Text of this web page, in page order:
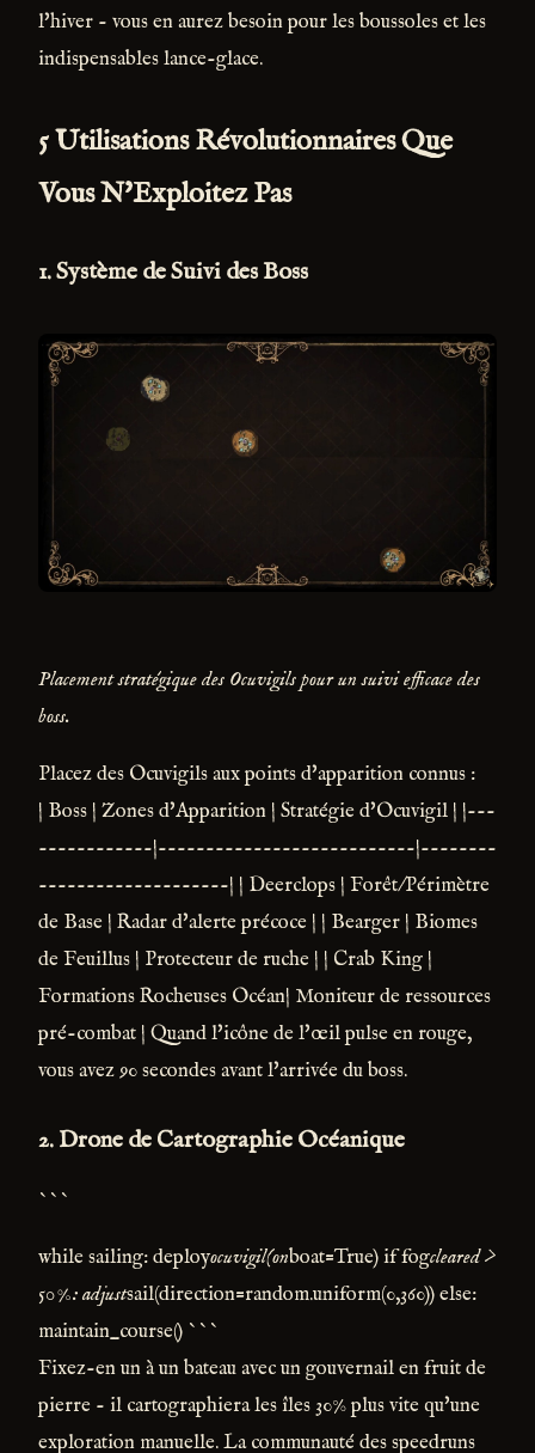
l'hiver - vous en aurez besoin pour les boussoles et les
indispensables lance-glace.
5 Utilisations Révolutionnaires Que
Vous N'Exploitez Pas
1. Système de Suivi des Boss
Placement stratégique des Ocuvigils pour un suivi efficace des
boss.
Placez des Ocuvigils aux points d'apparition connus :
| Boss | Zones d'Apparition | Stratégie d'Ocuvigil | |---
------------|---------------------------|--------
--------------------| | Deerclops | Forêt/Périmètre
de Base | Radar d'alerte précoce | | Bearger | Biomes
de Feuillus | Protecteur de ruche | | Crab King |
Formations Rocheuses Océan| Moniteur de ressources
pré-combat | Quand l'icône de l'œil pulse en rouge,
vous avez 90 secondes avant l'arrivée du boss.
2. Drone de Cartographie Océanique
```
while sailing: deployocuvigil(onboat=True) if fogcleared >
50%: adjustsail(direction=random.uniform(0,360)) else:
maintain_course() ```
Fixez-en un à un bateau avec un gouvernail en fruit de
pierre - il cartographiera les îles 30% plus vite qu'une
exploration manuelle. La communauté des speedruns